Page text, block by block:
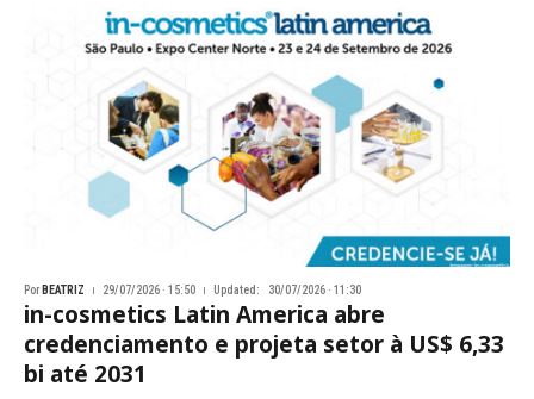
Por BEATRIZ 29/07/2026 · 15:50 Updated: 30/07/2026 · 11:30
in-cosmetics Latin America abre
credenciamento e projeta setor à US$ 6,33
bi até 2031